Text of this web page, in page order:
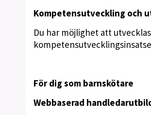
Kompetensutveckling och
Du har möjlighet att
För dig som barnskötare
Webbaserad